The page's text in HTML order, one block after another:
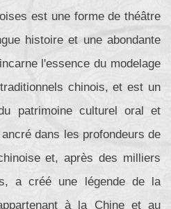
est une forme de théâtre
histoire et une abondante
l'essence du modelage
chinois, et est un
patrimoine culturel oral et
dans les profondeurs de
et, après des milliers
a créé une légende de la
à la Chine et au